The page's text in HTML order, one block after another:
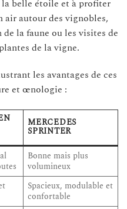
belle étoile et à profiter
autour des vignobles,
la faune ou les visites de
de la vigne.
les avantages de ces
et œnologie :
MERCEDES
SPRINTER
Bonne mais plus
volumineux
Spacieux, modulable et
confortable